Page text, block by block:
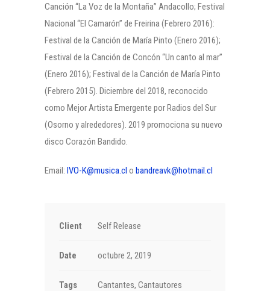
Canción “La Voz de la Montaña” Andacollo; Festival
Nacional “El Camarón” de Freirina (Febrero 2016):
Festival de la Canción de María Pinto (Enero 2016);
Festival de la Canción de Concón “Un canto al mar”
(Enero 2016); Festival de la Canción de María Pinto
(Febrero 2015). Diciembre del 2018, reconocido
como Mejor Artista Emergente por Radios del Sur
(Osorno y alrededores). 2019 promociona su nuevo
disco Corazón Bandido.
Email: IVO-K@musica.cl o bandreavk@hotmail.cl
Client Self Release
Date octubre 2, 2019
Tags Cantantes, Cantautores